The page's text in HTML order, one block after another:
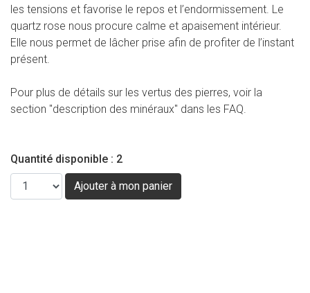
les tensions et favorise le repos et l’endormissement. Le
quartz rose nous procure calme et apaisement intérieur.
Elle nous permet de lâcher prise afin de profiter de l’instant
présent.
Pour plus de détails sur les vertus des pierres, voir la
section "description des minéraux" dans les FAQ.
Quantité disponible : 2